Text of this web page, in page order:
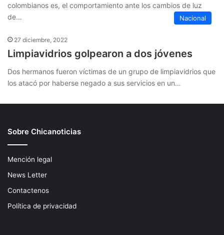
colombianos es, el comportamiento ante los cambios de luz
de…
Nacional
27 diciembre, 2022
Limpiavidrios golpearon a dos jóvenes
Dos hermanos fueron víctimas de un grupo de limpiavidrios que
los atacó por haberse negado a sus servicios en un…
Sobre Chicanoticias
Mención legal
News Letter
Contactenos
Política de privacidad